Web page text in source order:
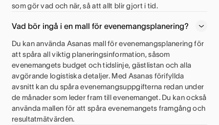
som gör vad och när, så att allt blir gjort i tid.
Vad bör ingå i en mall för evenemangsplanering?
Du kan använda Asanas mall för evenemangsplanering för
att spåra all viktig planeringsinformation, såsom
evenemangets budget och tidslinje, gästlistan och alla
avgörande logistiska detaljer. Med Asanas förifyllda
avsnitt kan du spåra evenemangsuppgifterna redan under
de månader som leder fram till evenemanget. Du kan också
använda mallen för att spåra evenemangets framgång och
resultatmätvärden.